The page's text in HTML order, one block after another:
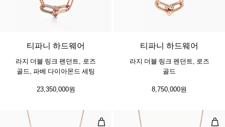
3 소재
티파니 하드웨어
라지 더블 링크 펜던트, 로즈
골드, 파베 다이아몬드 세팅
23,350,000원
티파니 하드웨어
라지 더블 링크 펜던트, 로즈
골드
8,750,000원
다이아몬드 바이 더 야드™ 펜던트
다